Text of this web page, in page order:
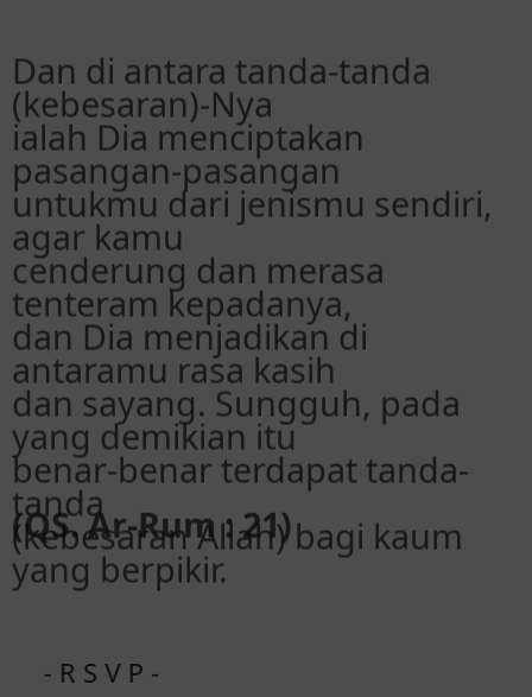
pasangan-pasangan
untukmu dari jenismu sendiri,
agar kamu
cenderung dan merasa
tenteram kepadanya,
dan Dia menjadikan di
antaramu rasa kasih
dan sayang. Sungguh, pada
yang demikian itu
benar-benar terdapat tanda-
tanda
(kebesaran Allah) bagi kaum
yang berpikir.
(QS. Ar-Rum : 21)
- R S V P -